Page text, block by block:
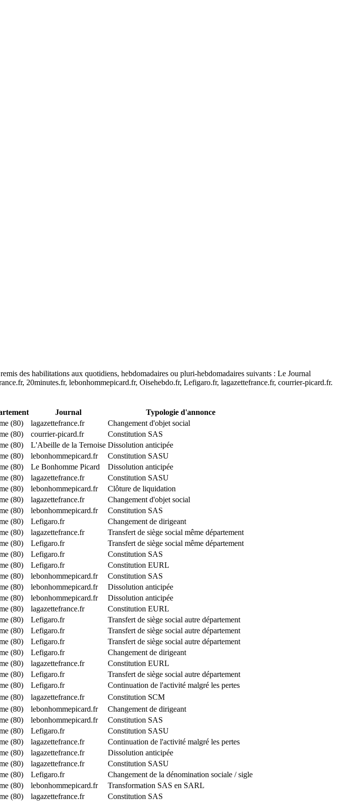
des habilitations aux quotidiens, hebdomadaires ou pluri-hebdomadaires suivants : Le Journal
20minutes.fr, lebonhommepicard.fr, Oisehebdo.fr, Lefigaro.fr, lagazettefrance.fr, courrier-picard.fr.
Journal
Typologie d'annonce
(80) lagazettefrance.fr
Changement d'objet social
(80) courrier-picard.fr
Constitution SAS
(80) L'Abeille de la Ternoise Dissolution anticipée
(80) lebonhommepicard.fr
Constitution SASU
(80) Le Bonhomme Picard
Dissolution anticipée
(80) lagazettefrance.fr
Constitution SASU
(80) lebonhommepicard.fr
Clôture de liquidation
(80) lagazettefrance.fr
Changement d'objet social
(80) lebonhommepicard.fr
Constitution SAS
(80) Lefigaro.fr
Changement de dirigeant
(80) lagazettefrance.fr
Transfert de siège social même département
(80) Lefigaro.fr
Transfert de siège social même département
(80) Lefigaro.fr
Constitution SAS
(80) Lefigaro.fr
Constitution EURL
(80) lebonhommepicard.fr
Constitution SAS
(80) lebonhommepicard.fr
Dissolution anticipée
(80) lebonhommepicard.fr
Dissolution anticipée
(80) lagazettefrance.fr
Constitution EURL
(80) Lefigaro.fr
Transfert de siège social autre département
(80) Lefigaro.fr
Transfert de siège social autre département
(80) Lefigaro.fr
Transfert de siège social autre département
(80) Lefigaro.fr
Changement de dirigeant
(80) lagazettefrance.fr
Constitution EURL
(80) Lefigaro.fr
Transfert de siège social autre département
(80) Lefigaro.fr
Continuation de l'activité malgré les pertes
(80) lagazettefrance.fr
Constitution SCM
(80) lebonhommepicard.fr
Changement de dirigeant
(80) lebonhommepicard.fr
Constitution SAS
(80) Lefigaro.fr
Constitution SASU
(80) lagazettefrance.fr
Continuation de l'activité malgré les pertes
(80) lagazettefrance.fr
Dissolution anticipée
(80) lagazettefrance.fr
Constitution SASU
(80) Lefigaro.fr
Changement de la dénomination sociale / sigle
(80) lebonhommepicard.fr
Transformation SAS en SARL
(80) lagazettefrance.fr
Constitution SAS